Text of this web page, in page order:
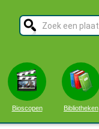
Bioscopen Bibliotheken